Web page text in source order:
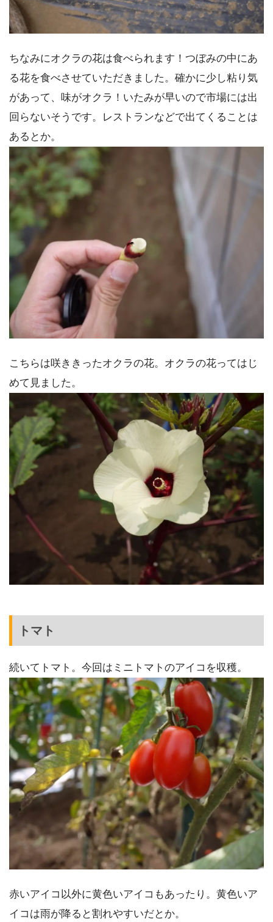
ちなみにオクラの花は食べられます！つぼみの中にあ
る花を食べさせていただきました。確かに少し粘り気
があって、味がオクラ！いたみが早いので市場には出
回らないそうです。レストランなどで出てくることは
あるとか。
こちらは咲ききったオクラの花。オクラの花ってはじ
めて見ました。
トマト
続いてトマト。今回はミニトマトのアイコを収穫。
赤いアイコ以外に黄色いアイコもあったり。黄色いア
イコは雨が降ると割れやすいだとか。